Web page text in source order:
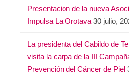
Presentación de la nueva
Impulsa La Orotava 30 julio,
La presidenta del Cabildo de
visita la carpa de la III
Prevención del Cáncer de Piel